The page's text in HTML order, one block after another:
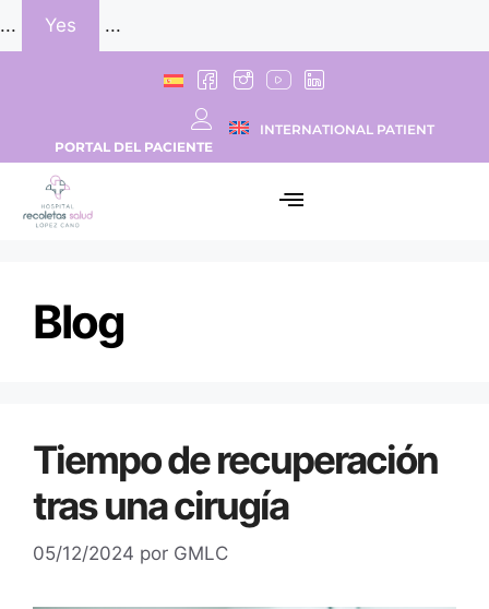
... Yes ...
PORTAL DEL PACIENTE
INTERNATIONAL PATIENT
Blog
Tiempo de recuperación
tras una cirugía
05/12/2024 por GMLC